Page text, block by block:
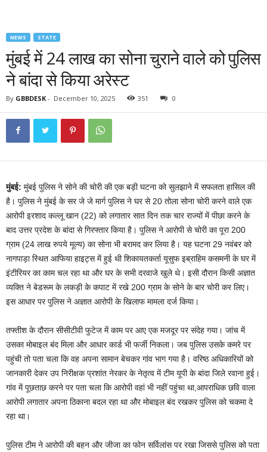
NEWS STATE
मुंबई में 24 लाख का सोना चुराने वाले को पुलिस
ने बांदा से किया अरेस्ट
By GBBDESK - December 10, 2025 351 0
मुंबई: मुंबई पुलिस ने सोने की चोरी की एक बड़ी घटना को सुलझाने में सफलता हासिल की
है। पुलिस ने मुंबई के सर जे जे मार्ग पुलिस ने घर से 20 तोला सोना चोरी करने वाले एक
आरोपी इरशाद कल्लू खान (22) को लगातार सात दिन तक चार राज्यों में पीछा करने के
बाद उत्तर प्रदेश के बांदा से गिरफ्तार किया है। पुलिस ने आरोपी से चोरी का पूरा 200
ग्राम (24 लाख रुपये मूल्य) का सोना भी बरामद कर लिया है। यह घटना 29 नवंबर को
नागपाड़ा स्थित आफिया हाइट्स में हुई थी शिकायतकर्ता यूसुफ इब्राहिम कसमनी के घर में
इंटीरियर का काम चल रहा था और घर के सभी दरवाजे खुले थे। इसी दौरान किसी अज्ञात
व्यक्ति ने बेडरूम के लकड़ी के कपाट में रखे 200 ग्राम के सोने के बार चोरी कर लिए।
इस आधार पर पुलिस ने अज्ञात आरोपी के खिलाफ मामला दर्ज किया।
तफ्तीश के दौरान सीसीटीवी फुटेज में काम पर आए एक मजदूर पर संदेह गया। जांच में
उसका मोबाइल बंद मिला और आधार कार्ड भी फर्जी निकला। जब पुलिस उसके कमरे पर
पहुंची तो पता चला कि वह अपना सामान बेचकर गांव भाग गया है। वरिष्ठ अधिकारियों को
जानकारी देकर उप निरीक्षक प्रशांत नेरकर के नेतृत्व में टीम यूपी के बांदा जिले रवाना हुई।
गांव में पूछताछ करने पर पता चला कि आरोपी वहां भी नहीं पहुंचा था,आपराधिक छवि वाला
आरोपी लगातार अपना ठिकाना बदल रहा था और मोबाइल बंद रखकर पुलिस को चकमा दे
रहा था।
पुलिस टीम ने आरोपी की बहन और जीजा का फोन सर्विलांस पर रखा जिससे पुलिस को पता